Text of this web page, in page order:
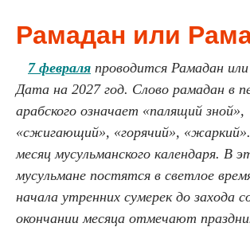
Рамадан или
7 февраля проводится Рамадан
Дата на 2027 год. Слово рамадан в
арабского означает «палящий зной»,
«сжигающий», «горячий»,
месяц мусульманского календаря. В
мусульмане постятся в светлое
начала утренних сумерек до захода
окончании месяца отмечают